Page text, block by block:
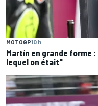
MOTOGP10 h
Martín en grande forme
lequel on était"